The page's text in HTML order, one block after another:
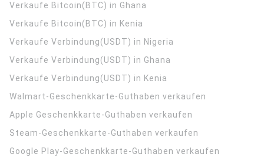
Verkaufe Bitcoin(BTC) in Ghana
Verkaufe Bitcoin(BTC) in Kenia
Verkaufe Verbindung(USDT) in Nigeria
Verkaufe Verbindung(USDT) in Ghana
Verkaufe Verbindung(USDT) in Kenia
Walmart-Geschenkkarte-Guthaben verkaufen
Apple Geschenkkarte-Guthaben verkaufen
Steam-Geschenkkarte-Guthaben verkaufen
Google Play-Geschenkkarte-Guthaben verkaufen